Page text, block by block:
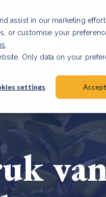
assist in our marketing
or customise your
Only data on your
settings Accept
wat verandert er in 2026?